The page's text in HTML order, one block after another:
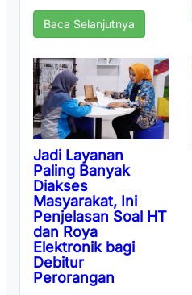
Baca Selanjutnya
Jadi Layanan
Paling Banyak
Diakses
Masyarakat, Ini
Penjelasan Soal HT
dan Roya
Elektronik bagi
Debitur
Perorangan